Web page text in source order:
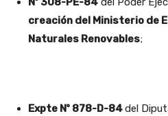
creación del Ministerio de
Naturales Renovables;
Expte Nº 878-D-84del